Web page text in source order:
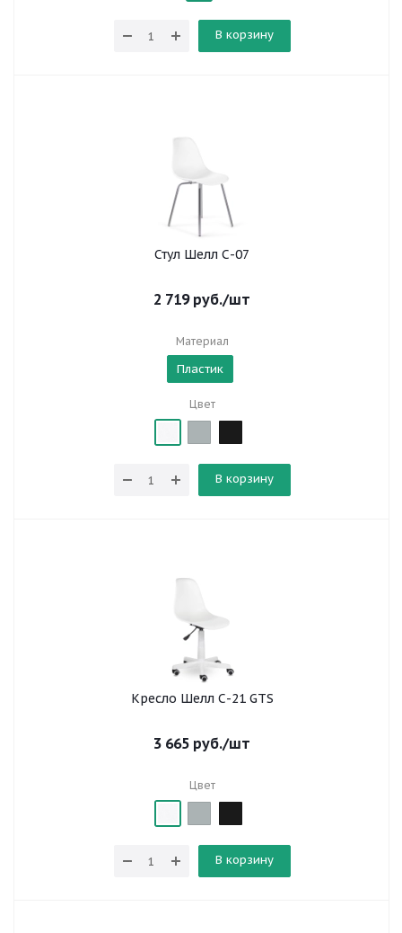
В корзину
Стул Шелл С-07
2 719руб./шт
Материал
Пластик
Цвет
В корзину
Кресло Шелл С-21 GTS
3 665 руб./шт
Цвет
В корзину